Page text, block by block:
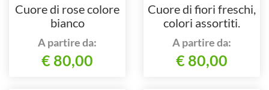
Cuore di rose colore
bianco
A partire da:
€ 80,00
Cuore di fiori freschi,
colori assortiti.
A partire da:
€ 80,00